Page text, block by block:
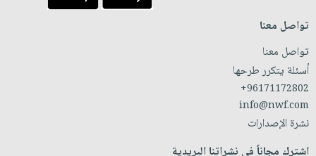
تواصل معنا
تواصل معنا
أسئلة يتكرر طرحها
+96171172802
info@nwf.com
نشرة الإصدارات
اشترك مجاناً في نشراتنا البريدية